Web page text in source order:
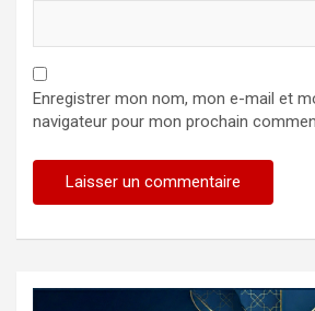
Enregistrer mon nom, mon e-mail et
navigateur pour mon prochain